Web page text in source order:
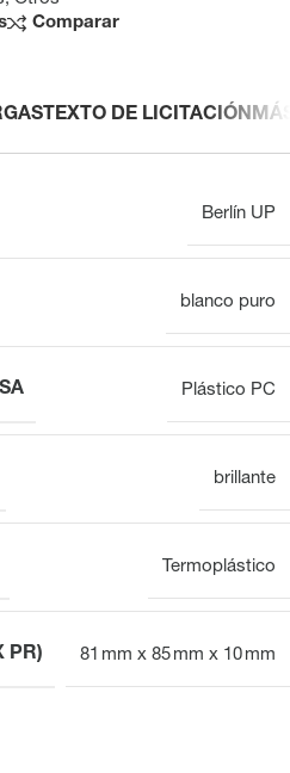
Comparar
TEXTO DE LICITACIÓN
Berlín UP
blanco puro
Plástico PC
brillante
Termoplástico
PR) 81 mm x 85 mm x 10 mm